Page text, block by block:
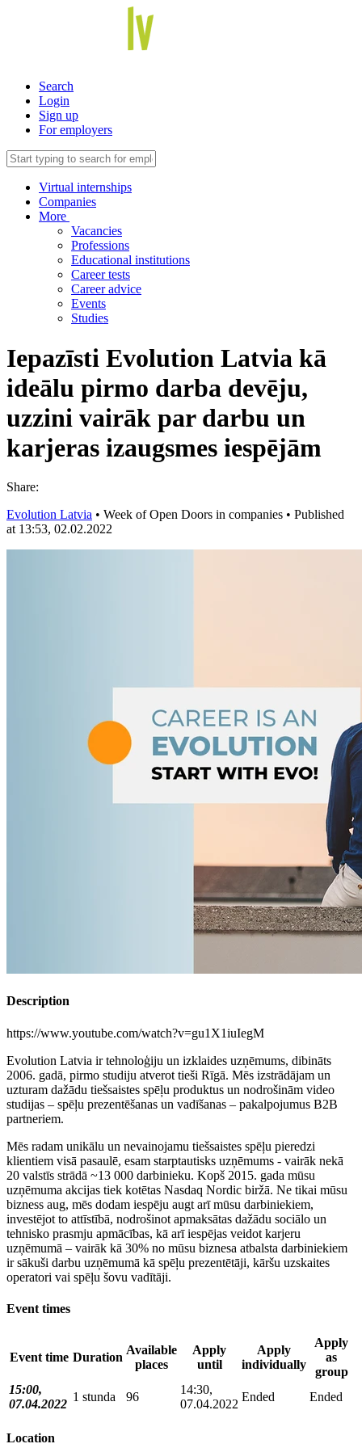
Search
Login
Sign up
For employers
Virtual internships
Companies
More
Vacancies
Professions
Educational institutions
Career tests
Career advice
Events
Studies
Iepazīsti Evolution Latvia kā
ideālu pirmo darba devēju,
uzzini vairāk par darbu un
karjeras izaugsmes iespējām
Share:
Evolution Latvia • Week of Open Doors in companies • Published
at 13:53, 02.02.2022
Description
https://www.youtube.com/watch?v=gu1X1iuIegM
Evolution Latvia ir tehnoloģiju un izklaides uzņēmums, dibināts
2006. gadā, pirmo studiju atverot tieši Rīgā. Mēs izstrādājam un
uzturam dažādu tiešsaistes spēļu produktus un nodrošinām video
studijas – spēļu prezentēšanas un vadīšanas – pakalpojumus B2B
partneriem.
Mēs radam unikālu un nevainojamu tiešsaistes spēļu pieredzi
klientiem visā pasaulē, esam starptautisks uzņēmums - vairāk nekā
20 valstīs strādā ~13 000 darbinieku. Kopš 2015. gada mūsu
uzņēmuma akcijas tiek kotētas Nasdaq Nordic biržā. Ne tikai mūsu
bizness aug, mēs dodam iespēju augt arī mūsu darbiniekiem,
investējot to attīstībā, nodrošinot apmaksātas dažādu sociālo un
tehnisko prasmju apmācības, kā arī iespējas veidot karjeru
uzņēmumā – vairāk kā 30% no mūsu biznesa atbalsta darbiniekiem
ir sākuši darbu uzņēmumā kā spēļu prezentētāji, kāršu uzskaites
operatori vai spēļu šovu vadītāji.
Event times
Event time Duration
Available
places
Apply
until
Apply
individually
Apply
as
group
15:00,
07.04.2022
1 stunda 96
14:30,
07.04.2022
Ended Ended
Location